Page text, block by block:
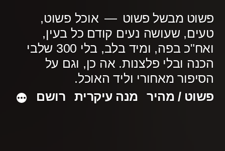
לתוכן
פשוט מבשל פשוט
אוכל פשוט,
טעים, שעושה נעים קודם כל בעין,
ואח"כ בפה, ומיד בלב, בלי 300 שלבי
הכנה ובלי פלצנות. אה כן, וגם על
הסיפור מאחורי וליד האוכל.
פשוט / מהיר
מנה עיקרית רושם